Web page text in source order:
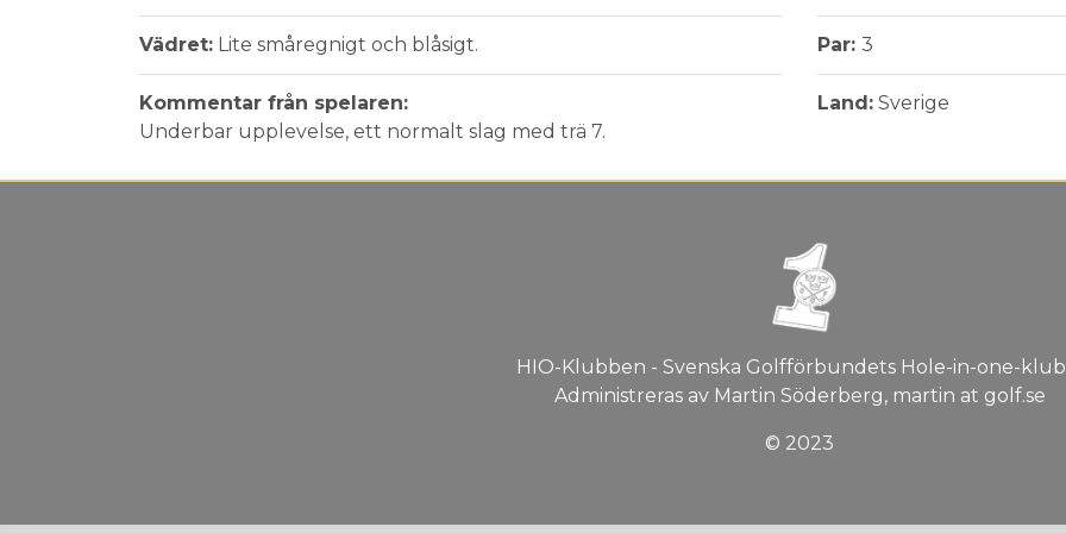
Vädret: Lite småregnigt och blåsigt.
Kommentar från spelaren:
Underbar upplevelse, ett normalt slag med trä 7.
Par: 3
Land: Sverige
HIO-Klubben - Svenska Golfförbundets Hole-in-one-
Administreras av Martin Söderberg, martin at golf.se
© 2023